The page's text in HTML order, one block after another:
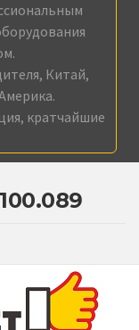
Китай,
кратчайшие